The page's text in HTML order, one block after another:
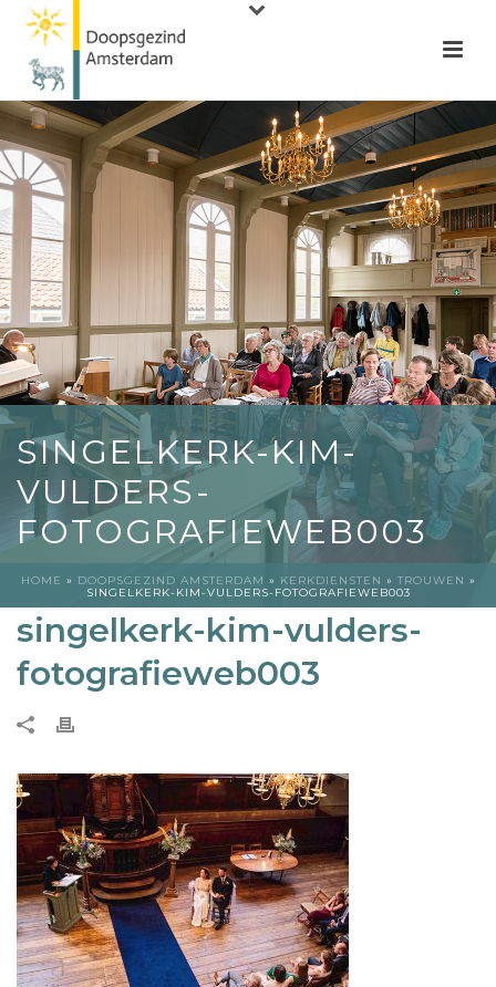
SINGELKERK-KIM-
VULDERS-
FOTOGRAFIEWEB003
HOME » DOOPSGEZIND AMSTERDAM » KERKDIENSTEN » TROUWEN »
SINGELKERK-KIM-VULDERS-FOTOGRAFIEWEB003
singelkerk-kim-vulders-
fotografieweb003